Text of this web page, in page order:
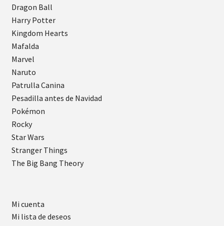
Dragon Ball
Harry Potter
Kingdom Hearts
Mafalda
Marvel
Naruto
Patrulla Canina
Pesadilla antes de Navidad
Pokémon
Rocky
Star Wars
Stranger Things
The Big Bang Theory
Mi cuenta
Mi lista de deseos